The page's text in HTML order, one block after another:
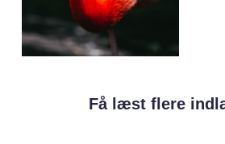
Få læst flere